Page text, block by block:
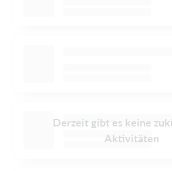
Derzeit gibt es keine
Aktivitäten